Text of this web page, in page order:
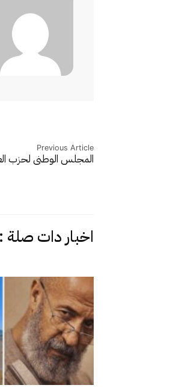
Previous Article
المجلس الوطني لحزب
اخبار دات صلة :